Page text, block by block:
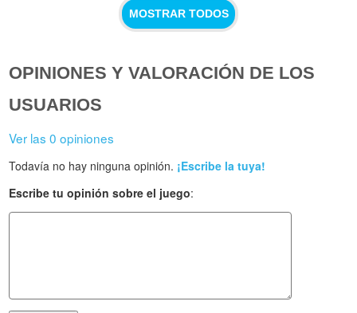
MOSTRAR TODOS
OPINIONES Y VALORACIÓN DE LOS
USUARIOS
Ver las 0 opiniones
Todavía no hay ninguna opinión. ¡Escribe la tuya!
Escribe tu opinión sobre el juego: